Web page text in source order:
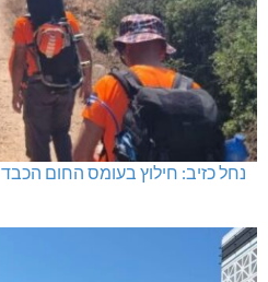
נחל כזיב: חילוץ בעומס החום הכבד